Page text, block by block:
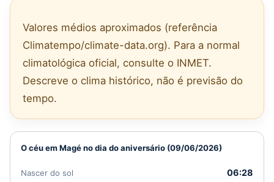
Valores médios aproximados (referência
Climatempo/climate-data.org). Para a normal
climatológica oficial, consulte o INMET.
Descreve o clima histórico, não é previsão do
tempo.
O céu em Magé no dia do aniversário (09/06/2026)
Nascer do sol 06:28